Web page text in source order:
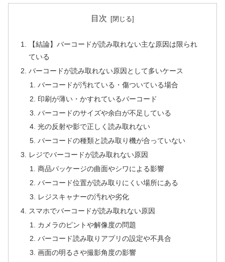
目次
【結論】バーコードが読み取れない主な原因は限られ
ている
バーコードが読み取れない原因として多いケース
バーコードが汚れている・傷ついている場合
印刷が薄い・かすれているバーコード
バーコードのサイズや余白が不足している
光の反射や影で正しく読み取れない
バーコードの種類と読み取り機が合っていない
レジでバーコードが読み取れない原因
商品パッケージの曲面やシワによる影響
バーコード位置が読み取りにくい場所にある
レジスキャナーの汚れや劣化
スマホでバーコードが読み取れない原因
カメラのピントや解像度の問題
バーコード読み取りアプリの設定や不具合
画面の明るさや撮影角度の影響